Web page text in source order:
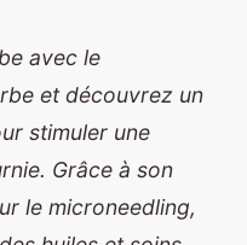
avec le
et découvrez un
stimuler une
Grâce à son
le microneedling,